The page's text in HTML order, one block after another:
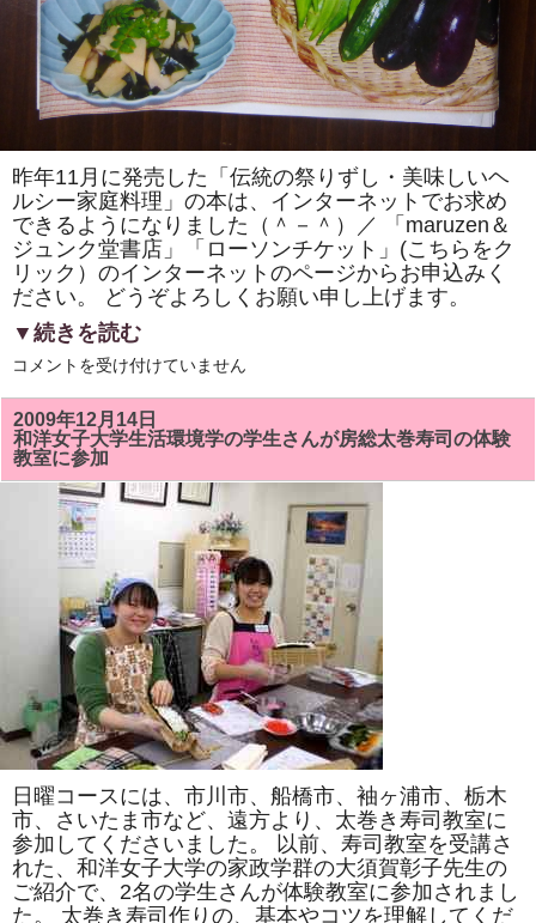
昨年11月に発売した「伝統の祭りずし・美味しいヘ
ルシー家庭料理」の本は、インターネットでお求め
できるようになりました（＾－＾）／ 「maruzen＆
ジュンク堂書店」「ローソンチケット」(こちらをク
リック）のインターネットのページからお申込みく
ださい。 どうぞよろしくお願い申し上げます。
▼続きを読む
「maruzen
ジ
ュ
ン
ク
堂
書
ン
タ
ー
ネ
ッ
ト
で
「「伝
統
の
祭
り
ず
し・
コメントを受け付けていません
2009年12月14日
和洋女子大学生活環境学の学生さんが房総太巻寿司の体験
教室に参加
日曜コースには、市川市、船橋市、袖ヶ浦市、栃木
市、さいたま市など、遠方より、太巻き寿司教室に
参加してくださいました。 以前、寿司教室を受講さ
れた、和洋女子大学の家政学群の大須賀彰子先生の
ご紹介で、2名の学生さんが体験教室に参加されまし
た。 太巻き寿司作りの、基本やコツを理解してくだ